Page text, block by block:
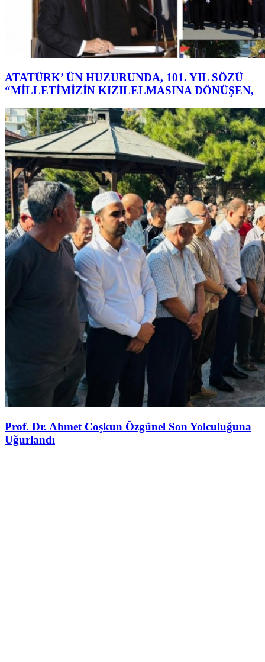
ATATÜRK’ ÜN HUZURUNDA, 101. YIL SÖZÜ
“MİLLETİMİZİN KIZILELMASINA DÖNÜŞEN,
Prof. Dr. Ahmet Coşkun Özgünel Son Yolculuğuna
Uğurlandı